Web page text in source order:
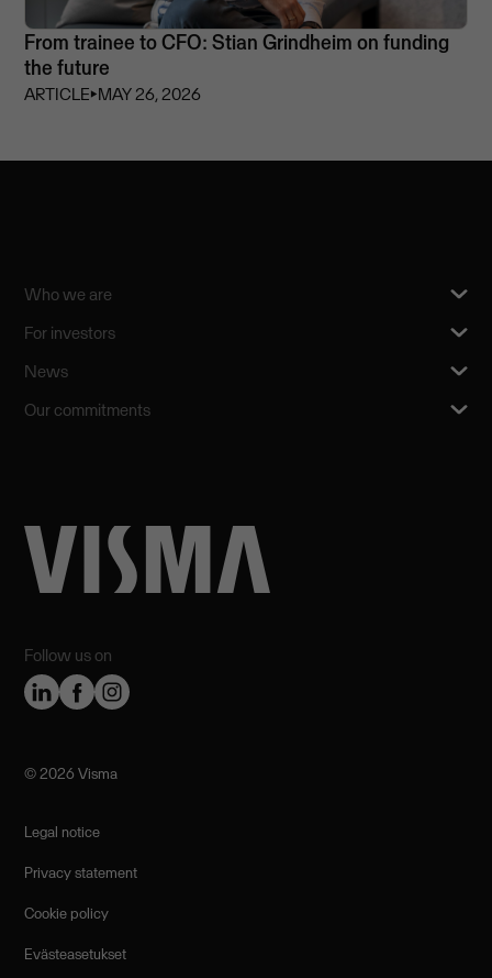
From trainee to CFO: Stian Grindheim on funding
the future
ARTICLE⏵MAY 26, 2026
Follow us on
Who we are
For investors
News
Our commitments
©️ 2026 Visma
Legal notice
Privacy statement
Cookie policy
Evästeasetukset